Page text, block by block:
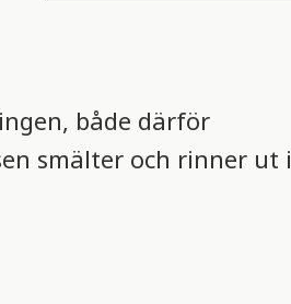
både därför
smälter och rinner ut i